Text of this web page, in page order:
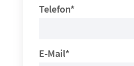
Telefon*
E-Mail*